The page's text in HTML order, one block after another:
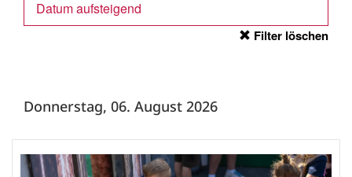
Filter löschen
Donnerstag, 06. August 2026